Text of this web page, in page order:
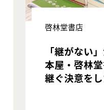
啓林堂書店
「継がない
本屋・啓林
継ぐ決意を